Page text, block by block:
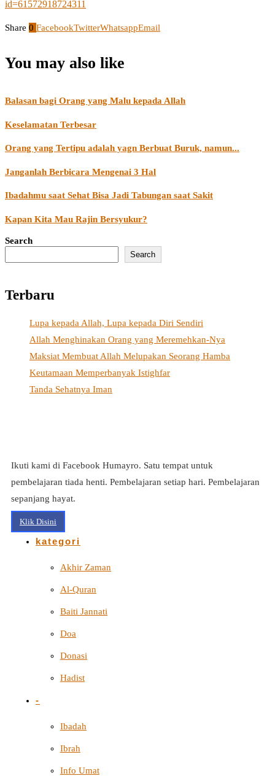
id=61572918724311
Share 0 FacebookTwitterWhatsappEmail
You may also like
Balasan bagi Orang yang Malu kepada Allah
Keselamatan Terbesar
Orang yang Tertipu adalah yagn Berbuat Buruk, namun...
Janganlah Berbicara Mengenai 3 Hal
Ibadahmu saat Sehat Bisa Jadi Tabungan saat Sakit
Kapan Kita Mau Rajin Bersyukur?
Search
Search
Terbaru
Lupa kepada Allah, Lupa kepada Diri Sendiri
Allah Menghinakan Orang yang Meremehkan-Nya
Maksiat Membuat Allah Melupakan Seorang Hamba
Keutamaan Memperbanyak Istighfar
Tanda Sehatnya Iman
Ikuti kami di Facebook Humayro. Satu tempat untuk
pembelajaran tiada henti. Pembelajaran setiap hari. Pembelajaran
sepanjang hayat.
Klik Disini
kategori
Akhir Zaman
Al-Quran
Baiti Jannati
Doa
Donasi
Hadist
-
Ibadah
Ibrah
Info Umat